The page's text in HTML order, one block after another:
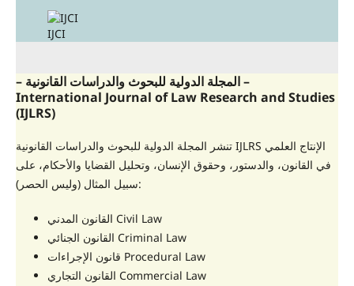
IJCI
– المجلة الدولية للبحوث والدراسات القانونية –
International Journal ofLaw Research and Studies
(IJLRS)
تنشر المجلة الدولية للبحوث والدراسات القانونية IJLRS الإنتاج العلمي
في القانون، والدستور، وحقوق الإنسان، وتحليل القضايا والأحكام، على
سبيل المثال (وليس الحصر):
القانون المدني Civil Law
القانون الجنائي Criminal Law
قانون الإجراءات Procedural Law
القانون التجاري Commercial Law